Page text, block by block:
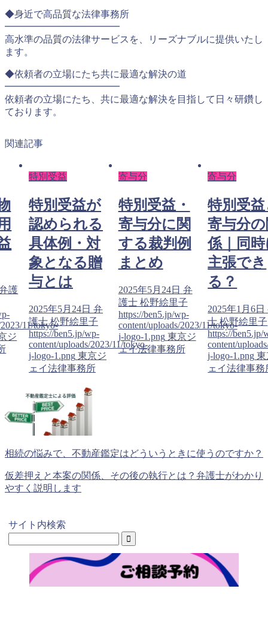
◆身近で高品質な法律事務所
━━━━━━━━━━━━
高水準の品質の法律サービスを、リーズナブルに提供いたし
ます。
◆依頼者の立場にたち共に最適な解決の道
━━━━━━━━━━━━
依頼者の立場にたち、共に最適な解決を目指して日々研鑽し
ております。
関連記事
護
11/tokyo-
ジ
特別受益
特別受益が
認められる
具体例・対
象となる贈
与とは
2025年5月24日 弁
護士 松野絵里子
https://ben5.jp/wp-
content/uploads/2023/11/tokyo-
j-logo-1.png 東京ジ
ェイ法律事務所
寄与分
特別受益・
寄与分に関
する裁判例
まとめ
2025年5月24日 弁
護士 松野絵里子
https://ben5.jp/wp-
content/uploads/2023/11/tokyo-
j-logo-1.png 東京ジ
ェイ法律事務所
寄与分
特別受
寄与分
係｜同
主張でき
る？
2025年1月6日
士 松野絵里子
https://ben5.jp/
content/
j-logo-1.png
ェイ法律事務
相続の悩みで、不動産鑑定はどういうときに使うのですか？
仮差押えと本案の関係、その後の執行とは？弁護士がわかり
やすく説明します
サイト内検索